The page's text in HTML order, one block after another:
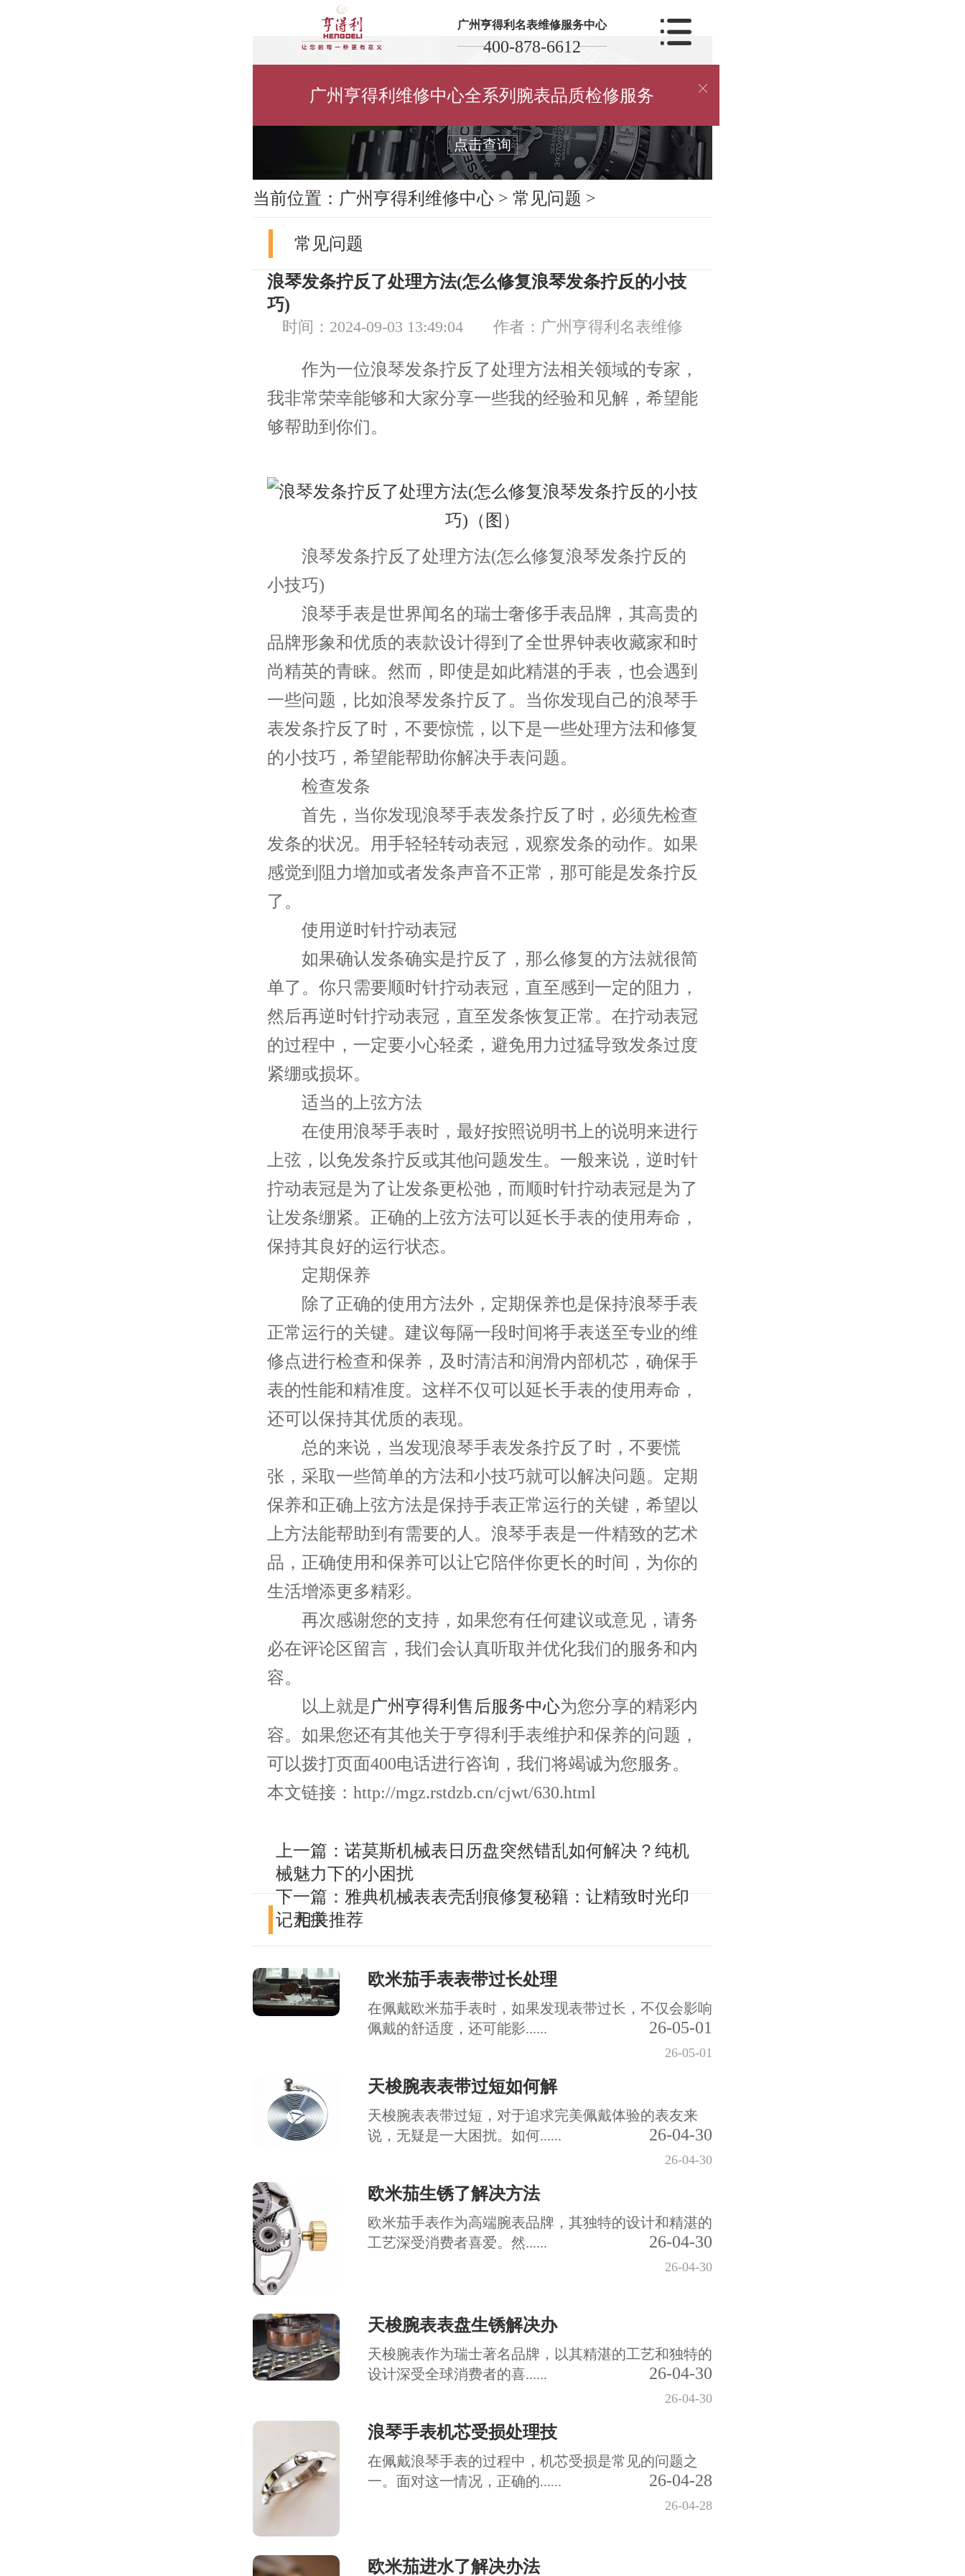
广州亨得利名表维修服务中心
400-878-6612
广州亨得利维修中心全系列腕表品质检修服务 
保养维修您的亨得利腕表
点击查询
当前位置： 广州亨得利维修中心 > 常见问题 >
常见问题
浪琴发条拧反了处理方法(怎么修复浪琴发条拧反的小技
巧)
时间：2024-09-03 13:49:04 作者：广州亨得利名表维修
作为一位浪琴发条拧反了处理方法相关领域的专家，
我非常荣幸能够和大家分享一些我的经验和见解，希望能
够帮助到你们。
浪琴发条拧反了处理方法(怎么修复浪琴发条拧反的
小技巧)
浪琴手表是世界闻名的瑞士奢侈手表品牌，其高贵的
品牌形象和优质的表款设计得到了全世界钟表收藏家和时
尚精英的青睐。然而，即使是如此精湛的手表，也会遇到
一些问题，比如浪琴发条拧反了。当你发现自己的浪琴手
表发条拧反了时，不要惊慌，以下是一些处理方法和修复
的小技巧，希望能帮助你解决手表问题。
检查发条
首先，当你发现浪琴手表发条拧反了时，必须先检查
发条的状况。用手轻轻转动表冠，观察发条的动作。如果
感觉到阻力增加或者发条声音不正常，那可能是发条拧反
了。
使用逆时针拧动表冠
如果确认发条确实是拧反了，那么修复的方法就很简
单了。你只需要顺时针拧动表冠，直至感到一定的阻力，
然后再逆时针拧动表冠，直至发条恢复正常。在拧动表冠
的过程中，一定要小心轻柔，避免用力过猛导致发条过度
紧绷或损坏。
适当的上弦方法
在使用浪琴手表时，最好按照说明书上的说明来进行
上弦，以免发条拧反或其他问题发生。一般来说，逆时针
拧动表冠是为了让发条更松弛，而顺时针拧动表冠是为了
让发条绷紧。正确的上弦方法可以延长手表的使用寿命，
保持其良好的运行状态。
定期保养
除了正确的使用方法外，定期保养也是保持浪琴手表
正常运行的关键。建议每隔一段时间将手表送至专业的维
修点进行检查和保养，及时清洁和润滑内部机芯，确保手
表的性能和精准度。这样不仅可以延长手表的使用寿命，
还可以保持其优质的表现。
总的来说，当发现浪琴手表发条拧反了时，不要慌
张，采取一些简单的方法和小技巧就可以解决问题。定期
保养和正确上弦方法是保持手表正常运行的关键，希望以
上方法能帮助到有需要的人。浪琴手表是一件精致的艺术
品，正确使用和保养可以让它陪伴你更长的时间，为你的
生活增添更多精彩。
再次感谢您的支持，如果您有任何建议或意见，请务
必在评论区留言，我们会认真听取并优化我们的服务和内
容。
以上就是广州亨得利售后服务中心为您分享的精彩内
容。如果您还有其他关于亨得利手表维护和保养的问题，
可以拨打页面400电话进行咨询，我们将竭诚为您服务。
本文链接：http://mgz.rstdzb.cn/cjwt/630.html
上一篇： 诺莫斯机械表日历盘突然错乱如何解决？纯机
械魅力下的小困扰
下一篇： 雅典机械表表壳刮痕修复秘籍：让精致时光印
记无痕
相关推荐
欧米茄手表表带过长处理
在佩戴欧米茄手表时，如果发现表带过长，不仅会影响
佩戴的舒适度，还可能影......
26-05-01
26-05-01
天梭腕表表带过短如何解
天梭腕表表带过短，对于追求完美佩戴体验的表友来
说，无疑是一大困扰。如何......
26-04-30
26-04-30
欧米茄生锈了解决方法
欧米茄手表作为高端腕表品牌，其独特的设计和精湛的
工艺深受消费者喜爱。然......
26-04-30
26-04-30
天梭腕表表盘生锈解决办
天梭腕表作为瑞士著名品牌，以其精湛的工艺和独特的
设计深受全球消费者的喜......
26-04-30
26-04-30
浪琴手表机芯受损处理技
在佩戴浪琴手表的过程中，机芯受损是常见的问题之
一。面对这一情况，正确的......
26-04-28
26-04-28
欧米茄进水了解决办法